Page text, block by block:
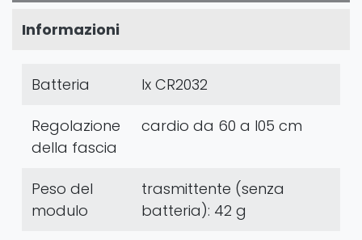
Informazioni
Batteria Ix CR2032
Regolazione
della fascia
cardio da 60 a l05 cm
Peso del
modulo
trasmittente (senza
batteria): 42 g